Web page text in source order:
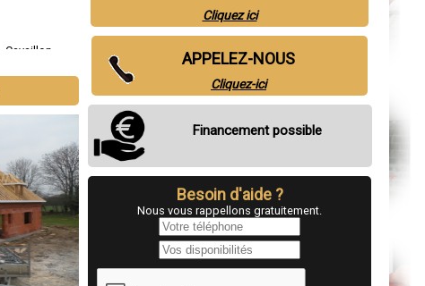
Cavaillon
Cliquez ici
APPELEZ-NOUS
Cliquez-ici
Financement possible
Besoin d'aide ?
Nous vous rappellons gratuitement.